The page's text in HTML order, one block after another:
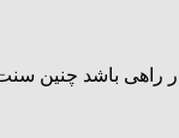
باشد چنین سنت